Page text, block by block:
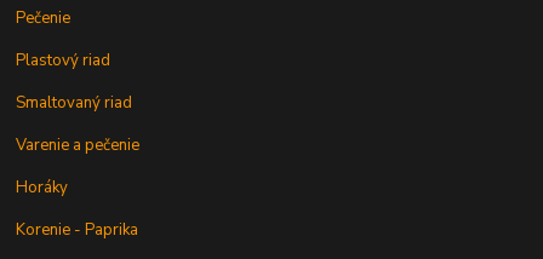
Pečenie
Plastový riad
Smaltovaný riad
Varenie a pečenie
Horáky
Korenie - Paprika